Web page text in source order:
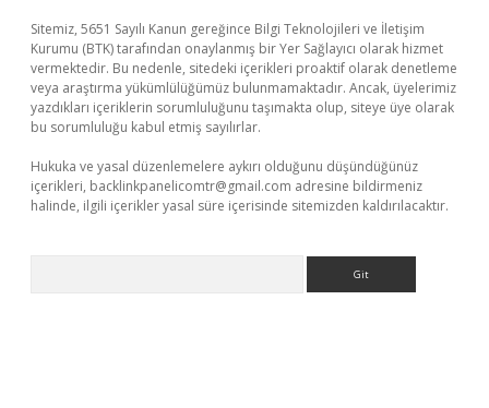
Sitemiz, 5651 Sayılı Kanun gereğince Bilgi Teknolojileri ve İletişim
Kurumu (BTK) tarafından onaylanmış bir Yer Sağlayıcı olarak hizmet
vermektedir. Bu nedenle, sitedeki içerikleri proaktif olarak denetleme
veya araştırma yükümlülüğümüz bulunmamaktadır. Ancak, üyelerimiz
yazdıkları içeriklerin sorumluluğunu taşımakta olup, siteye üye olarak
bu sorumluluğu kabul etmiş sayılırlar.
Hukuka ve yasal düzenlemelere aykırı olduğunu düşündüğünüz
içerikleri, backlinkpanelicomtr@gmail.com adresine bildirmeniz
halinde, ilgili içerikler yasal süre içerisinde sitemizden kaldırılacaktır.